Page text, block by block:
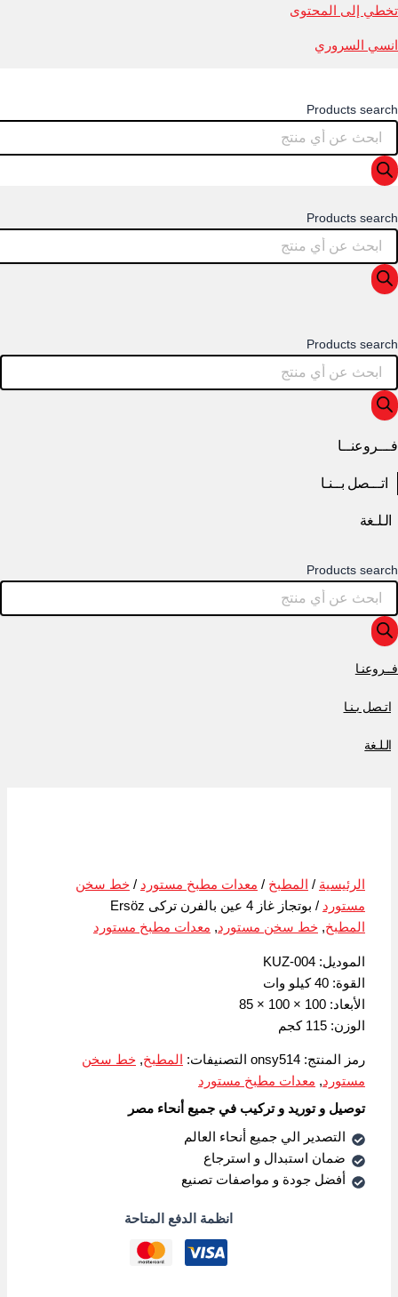
تخطي إلى المحتوى
انسي السروري
Products search
Products search
Products search
فـــروعنــا
اتـــصل بــنـا
الـلـغة
Products search
فــروعنـا
اتـصل بـنـا
الـلـغة
الرئيسية / المطبخ / معدات مطبخ مستورد /خط سخن
مستورد / بوتجاز غاز 4 عين بالفرن تركى Ersöz
المطبخ,خط سخن مستورد, معدات مطبخ مستورد
الموديل: KUZ-004
القوة: 40 كيلو وات
الأبعاد: 100 × 100 × 85
الوزن: 115 كجم
رمز المنتج:onsy514 التصنيفات: المطبخ,خط سخن
مستورد, معدات مطبخ مستورد
توصيل و توريد و تركيب في جميع أنحاء مصر
التصدير الي جميع أنحاء العالم
ضمان استبدال و استرجاع
أفضل جودة و مواصفات تصنيع
انظمة الدفع المتاحة